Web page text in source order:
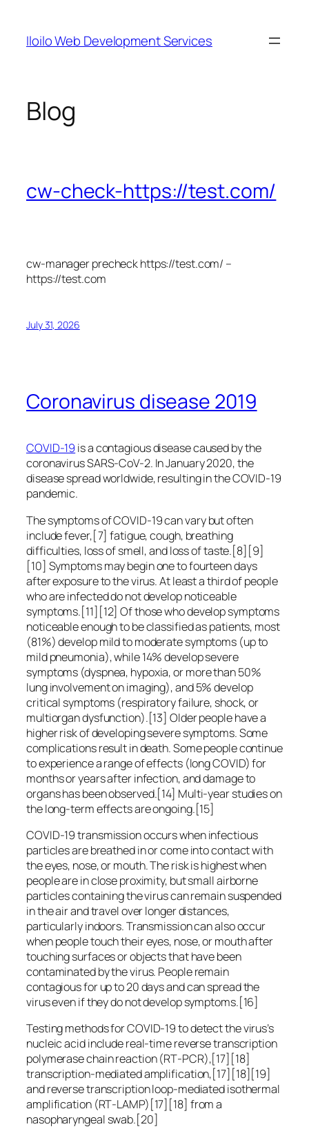
content
Iloilo Web Development Services
Blog
cw-check-https://test.com/
cw-manager precheck https://test.com/ –
https://test.com
July 31, 2026
Coronavirus disease 2019
COVID-19 is a contagious disease caused by the
coronavirus SARS-CoV-2. In January 2020, the
disease spread worldwide, resulting in the COVID-19
pandemic.
The symptoms of COVID‑19 can vary but often
include fever,[7] fatigue, cough, breathing
difficulties, loss of smell, and loss of taste.[8][9]
[10] Symptoms may begin one to fourteen days
after exposure to the virus. At least a third of people
who are infected do not develop noticeable
symptoms.[11][12] Of those who develop symptoms
noticeable enough to be classified as patients, most
(81%) develop mild to moderate symptoms (up to
mild pneumonia), while 14% develop severe
symptoms (dyspnea, hypoxia, or more than 50%
lung involvement on imaging), and 5% develop
critical symptoms (respiratory failure, shock, or
multiorgan dysfunction).[13] Older people have a
higher risk of developing severe symptoms. Some
complications result in death. Some people continue
to experience a range of effects (long COVID) for
months or years after infection, and damage to
organs has been observed.[14] Multi-year studies on
the long-term effects are ongoing.[15]
COVID‑19 transmission occurs when infectious
particles are breathed in or come into contact with
the eyes, nose, or mouth. The risk is highest when
people are in close proximity, but small airborne
particles containing the virus can remain suspended
in the air and travel over longer distances,
particularly indoors. Transmission can also occur
when people touch their eyes, nose, or mouth after
touching surfaces or objects that have been
contaminated by the virus. People remain
contagious for up to 20 days and can spread the
virus even if they do not develop symptoms.[16]
Testing methods for COVID-19 to detect the virus’s
nucleic acid include real-time reverse transcription
polymerase chain reaction (RT‑PCR),[17][18]
transcription-mediated amplification,[17][18][19]
and reverse transcription loop-mediated isothermal
amplification (RT‑LAMP)[17][18] from a
nasopharyngeal swab.[20]